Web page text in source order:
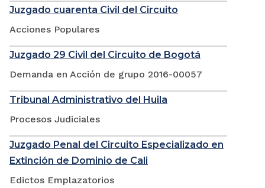
Juzgado cuarenta Civil del Circuito
Acciones Populares
Juzgado 29 Civil del Circuito de Bogotá
Demanda en Acción de grupo 2016-00057
Tribunal Administrativo del Huila
Procesos Judiciales
Juzgado Penal del Circuito Especializado en
Extinción de Dominio de Cali
Edictos Emplazatorios